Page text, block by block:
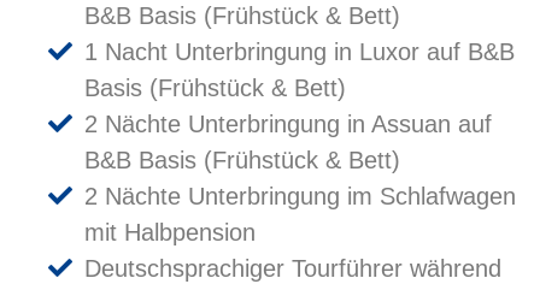
B&B Basis (Frühstück & Bett)
1 Nacht Unterbringung in Luxor auf B&B
Basis (Frühstück & Bett)
2 Nächte Unterbringung in Assuan auf
B&B Basis (Frühstück & Bett)
2 Nächte Unterbringung im Schlafwagen
mit Halbpension
Deutschsprachiger Tourführer während